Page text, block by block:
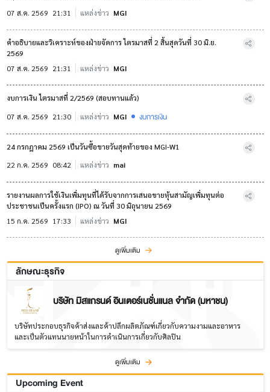
07 ส.ค. 2569 21:31 แหล่งข่าว MGI
คำอธิบายและวิเคราะห์ของฝ่ายจัดการ ไตรมาสที่ 2 สิ้นสุดวันที่ 30 มิ.ย.
2569
07 ส.ค. 2569 21:31 แหล่งข่าว MGI
งบการเงิน ไตรมาสที่ 2/2569 (สอบทานแล้ว)
07 ส.ค. 2569 21:30 แหล่งข่าว MGI งบการเงิน
24 กรกฎาคม 2569 เป็นวันซื้อขายวันสุดท้ายของ MGI-W1
22 ก.ค. 2569 08:42 แหล่งข่าว mai
รายงานผลการใช้เงินเพิ่มทุนที่ได้รับจากการเสนอขายหุ้นสามัญเพิ่มทุนต่อ
ประชาชนเป็นครั้งแรก (IPO) ณ วันที่ 30 มิถุนายน 2569
15 ก.ค. 2569 17:33 แหล่งข่าว MGI
ดูเพิ่มเติม
ลักษณะธุรกิจ
บริษัท มิสแกรนด์ อินเตอร์เนชั่นแนล จำกัด (มหาชน)
บริษัทประกอบธุรกิจค้าส่งและค้าปลีกผลิตภัณฑ์เกี่ยวกับความงามและอาหาร
และเป็นตัวแทนนายหน้าในการดำเนินการเกี่ยวกับศิลปิน
ดูเพิ่มเติม
Upcoming Event